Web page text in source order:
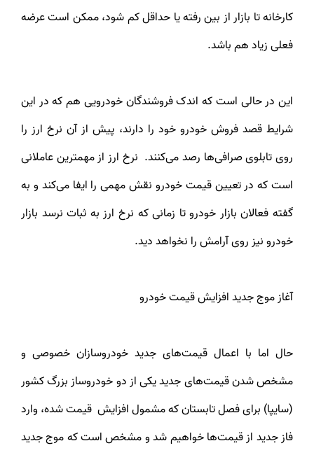
کارخانه تا بازار از بین رفته یا حداقل کم شود، ممکن است عرضه
فعلی زیاد هم باشد.
این در حالی است که اندک فروشندگان خودرویی هم که در این
شرایط قصد فروش خودرو خود را دارند، پیش از آن نرخ ارز را
روی تابلوی صرافی‌ها رصد می‌کنند. نرخ ارز از مهمترین عاملانی
است که در تعیین قیمت خودرو نقش مهمی را ایفا می‌کند و به
گفته فعالان بازار خودرو تا زمانی که نرخ ارز به ثبات نرسد بازار
خودرو نیز روی آرامش را نخواهد دید.
آغاز موج جدید افزایش قیمت خودرو
حال اما با اعمال قیمت‌های جدید خودروسازان خصوصی و
مشخص شدن قیمت‌های جدید یکی از دو خودروساز بزرگ کشور
(سایپا) برای فصل تابستان که مشمول افزایش قیمت شده، وارد
فاز جدید از قیمت‌ها خواهیم شد و مشخص است که موج جدید